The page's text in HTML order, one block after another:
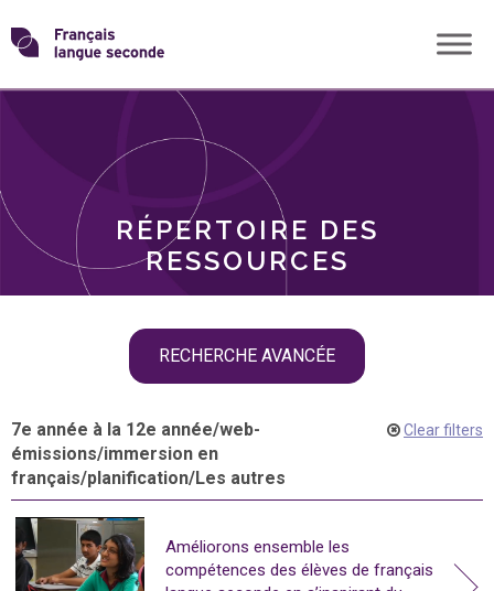
Skip
toTransformons
langue
RÉPERTOIRE DES
RESSOURCES
RECHERCHE AVANCÉE
THÈMES
7e année à la 12e année/web-
émissions/immersion en
français/planification/Les autres
Clear filters
Améliorons ensemble les
compétences des élèves de français